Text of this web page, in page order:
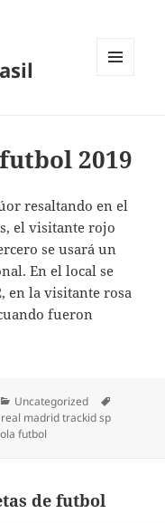
2019
resaltando en el
el visitante rojo
se usará un
En el local se
en la visitante rosa
fueron
Categorías
Uncategorized
madrid trackid sp
futbol
de futbol